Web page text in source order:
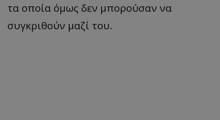
τα οποία όμως δεν μπορούσαν να
συγκριθούν μαζί του.